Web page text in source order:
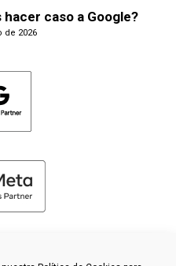
hacer caso a Google?
de 2026